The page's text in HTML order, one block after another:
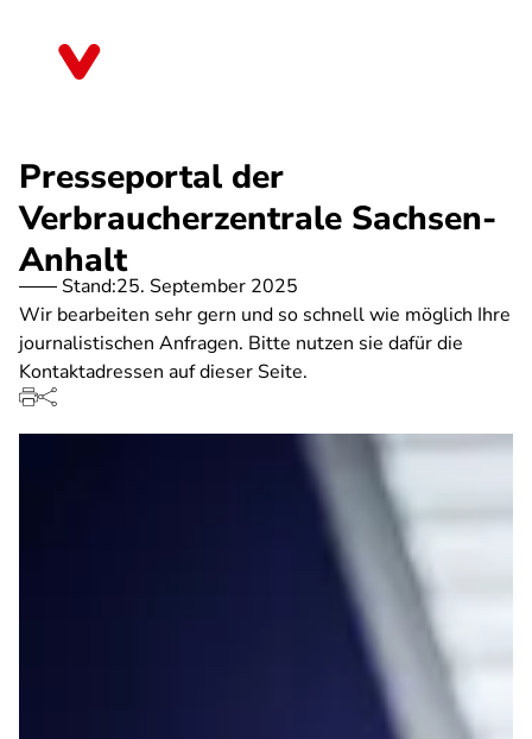
Presseportal der
Verbraucherzentrale Sachsen-
Anhalt
Stand:25. September 2025
Wir bearbeiten sehr gern und so schnell wie möglich Ihre
journalistischen Anfragen. Bitte nutzen sie dafür die
Kontaktadressen auf dieser Seite.